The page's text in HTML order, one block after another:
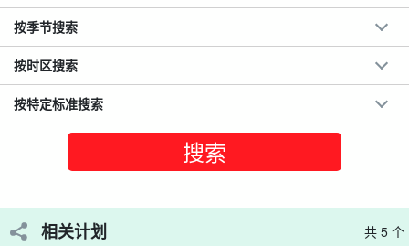
全面的支持系统！即使是初学者也可以参加！
即使你说你可以自由驾驶，但如果你刚拿到驾照，有点紧张，也不
用担心...
按季节搜索
按时区搜索
按特定标准搜索
相关计划 共 5 个